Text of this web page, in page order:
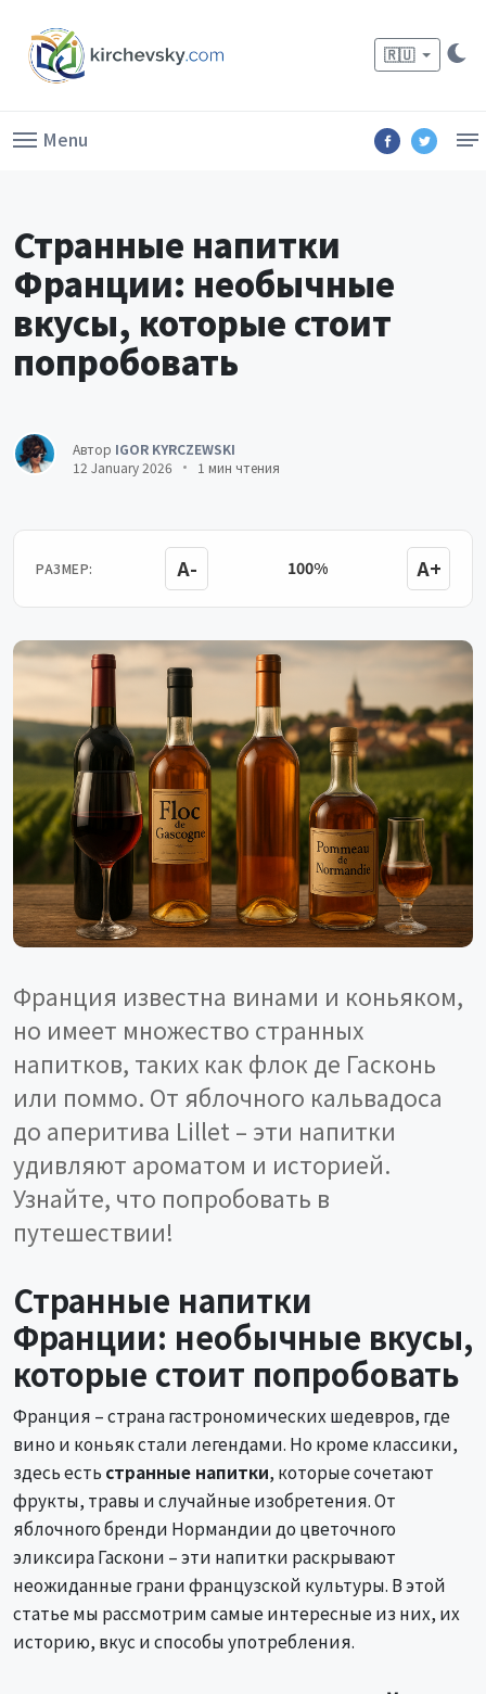
🇷🇺
Menu
Странные напитки
Франции: необычные
вкусы, которые стоит
попробовать
Автор IGOR KYRCZEWSKI
12 January 2026
1 мин чтения
РАЗМЕР: A- 100% A+
Франция известна винами и коньяком,
но имеет множество странных
напитков, таких как флок де Гасконь
или поммо. От яблочного кальвадоса
до аперитива Lillet – эти напитки
удивляют ароматом и историей.
Узнайте, что попробовать в
путешествии!
Странные напитки
Франции: необычные вкусы,
которые стоит попробовать
Франция – страна гастрономических шедевров, где
вино и коньяк стали легендами. Но кроме классики,
здесь есть странные напитки, которые сочетают
фрукты, травы и случайные изобретения. От
яблочного бренди Нормандии до цветочного
эликсира Гаскони – эти напитки раскрывают
неожиданные грани французской культуры. В этой
статье мы рассмотрим самые интересные из них, их
историю, вкус и способы употребления.